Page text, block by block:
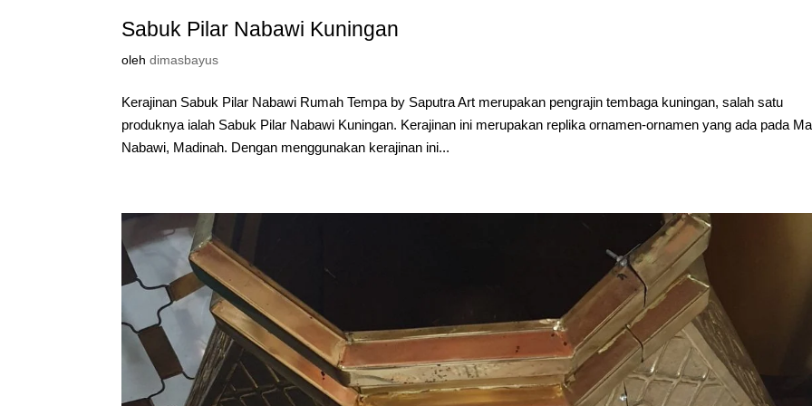
Sabuk Pilar Nabawi Kuningan
olehdimasbayus
Kerajinan Sabuk Pilar Nabawi Rumah Tempa by Saputra Art merupakan pengrajin tembaga kuningan, salah satu
produknya ialah Sabuk Pilar Nabawi Kuningan. Kerajinan ini merupakan replika ornamen-ornamen yang ada pada
Nabawi, Madinah. Dengan menggunakan kerajinan ini...